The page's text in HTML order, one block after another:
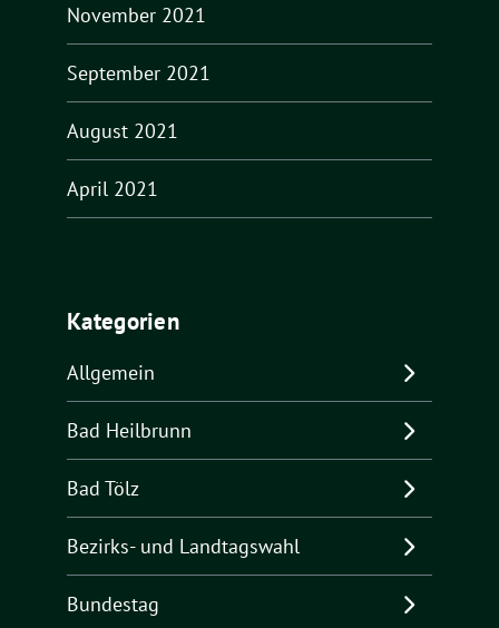
November 2021
September 2021
August 2021
April 2021
Kategorien
Allgemein
Bad Heilbrunn
Bad Tölz
Bezirks- und Landtagswahl
Bundestag